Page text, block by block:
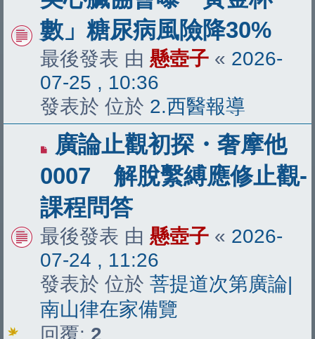
文
章
數」糖尿病風險降30%
最後發表 由 懸壺子 « 2026-
07-25 , 10:36
發表於 位於 2.西醫報導
有
新
文
章
廣論止觀初探・奢摩他
0007 解脫繫縛應修止觀-
課程問答
最後發表 由 懸壺子 « 2026-
07-24 , 11:26
發表於 位於 菩提道次第廣論|
南山律在家備覽
回覆: 2